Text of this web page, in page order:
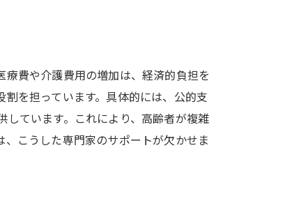
費や介護費用の増加は、経済的負担を
を担っています。具体的には、公的支
ています。これにより、高齢者が複雑
こうした専門家のサポートが欠かせま